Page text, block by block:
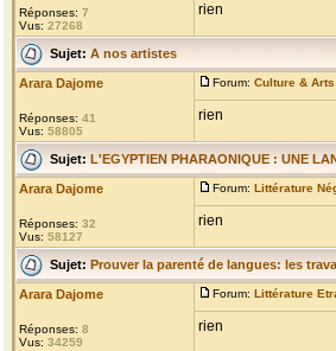
Réponses: 7
Vus: 27268
rien
Sujet: A nos artistes
Arara Dajome
Réponses: 41
Vus: 58805
Forum: Culture & Arts
rien
Sujet: L'EGYPTIEN PHARAONIQUE : UNE
Arara Dajome
Réponses: 32
Vus: 58127
Forum: Littérature
rien
Sujet: Prouver la parenté de langues: les
Arara Dajome
Réponses: 8
Vus: 34259
Forum: Littérature
rien